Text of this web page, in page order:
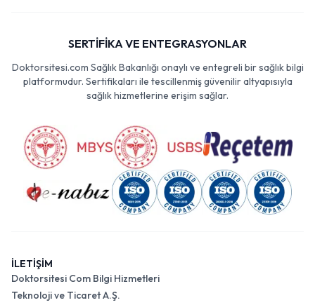
SERTİFİKA VE ENTEGRASYONLAR
Doktorsitesi.com Sağlık Bakanlığı onaylı ve entegreli bir sağlık bilgi
platformudur. Sertifikaları ile tescillenmiş güvenilir altyapısıyla
sağlık hizmetlerine erişim sağlar.
İLETİŞİM
Doktorsitesi Com Bilgi Hizmetleri
Teknoloji ve Ticaret A.Ş.